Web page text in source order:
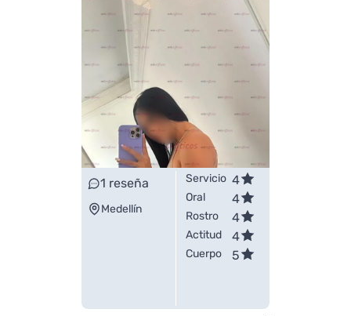
1 reseña
Medellín
Servicio 4
Oral 4
Rostro 4
Actitud 4
Cuerpo 5